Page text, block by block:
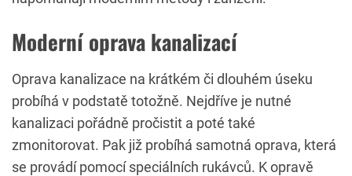
Moderní oprava kanalizací
Oprava kanalizace na krátkém či dlouhém úseku
probíhá v podstatě totožně. Nejdříve je nutné
kanalizaci pořádně pročistit a poté také
zmonitorovat. Pak již probíhá samotná oprava, která
se provádí pomocí speciálních rukávců. K opravě